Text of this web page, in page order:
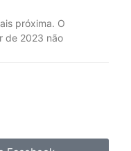
próxima. O
de 2023 não